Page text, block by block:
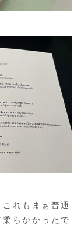
れもまぁ普通
らかかったで